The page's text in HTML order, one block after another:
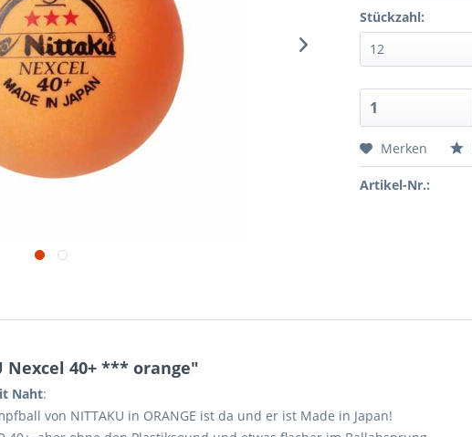
Stückzahl:
Merken
Artikel-Nr.:
40+ *** orange"
Naht:
von NITTAKU in ORANGE ist da und er ist Made in Japan!